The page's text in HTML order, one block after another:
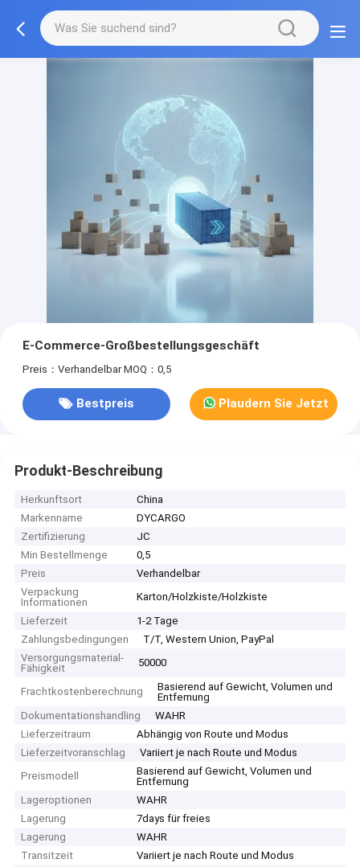
E-Commerce-Großbestellungsgeschäft
Preis：Verhandelbar MOQ：0,5
Bestpreis Plaudern Sie Jetzt
Produkt-Beschreibung
Herkunftsort
China
Markenname
DYCARGO
Zertifizierung
JC
Min Bestellmenge
0,5
Preis
Verhandelbar
Verpackung
Informationen
Karton/Holzkiste/Holzkiste
Lieferzeit
1-2 Tage
Zahlungsbedingungen
T/T, Western Union, PayPal
Versorgungsmaterial-
Fähigkeit
50000
Frachtkostenberechnung
Basierend auf Gewicht, Volumen und
Entfernung
Dokumentationshandling
WAHR
Lieferzeitraum
Abhängig von Route und Modus
Lieferzeitvoranschlag
Variiert je nach Route und Modus
Preismodell
Basierend auf Gewicht, Volumen und
Entfernung
Lageroptionen
WAHR
Lagerung
7days für freies
Lagerung
WAHR
Transitzeit
Variiert je nach Route und Modus